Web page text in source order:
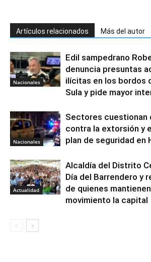
Artículos relacionados Más del autor
Nacionales
Edil sampedrano
denuncia presuntas
ilícitas en los bordos
Sula y pide mayor
Nacionales
Sectores cuestionan
contra la extorsión y
plan de seguridad en
Actualidad
Alcaldía del Distrito
Día del Barrendero y
de quienes
movimiento la capital